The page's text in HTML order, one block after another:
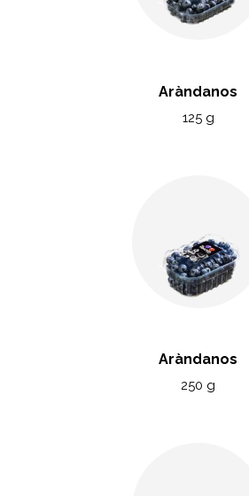
Aràndanos
125 g
Aràndanos
250 g